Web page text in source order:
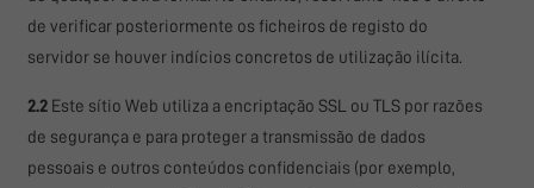
de verificar posteriormente os ficheiros de registo do
servidor se houver indícios concretos de utilização ilícita.
2.2Este sítio Web utiliza a encriptação SSL ou TLS por razões
de segurança e para proteger a transmissão de dados
pessoais e outros conteúdos confidenciais (por exemplo,